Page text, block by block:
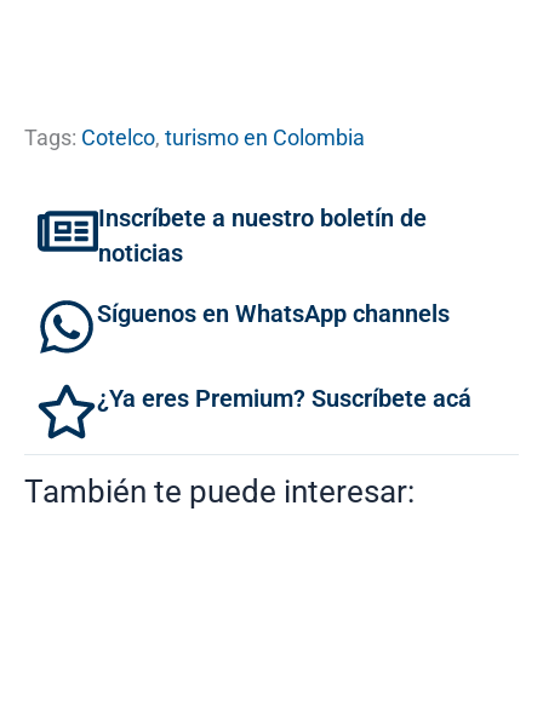
Tags: Cotelco, turismo en Colombia
Inscríbete a nuestro boletín de
noticias
Síguenos en WhatsApp channels
¿Ya eres Premium? Suscríbete acá
También te puede interesar: